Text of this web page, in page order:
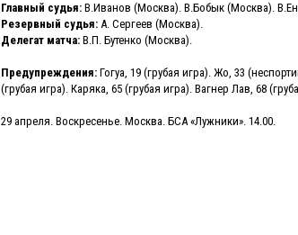
Главный судья: В.Иванов (Москва). В.Бобык (Москва).
Резервный судья: А. Сергеев (Москва).
Делегат матча: В.П. Бутенко (Москва).
Предупреждения: Гогуа, 19 (грубая игра). Жо, 33
(грубая игра). Каряка, 65 (грубая игра). Вагнер Лав, 68
29 апреля. Воскресенье. Москва. БСА «Лужники». 14.00.